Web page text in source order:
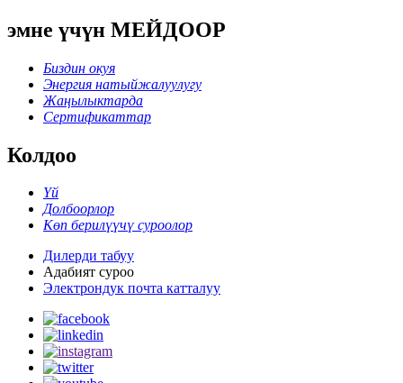
эмне үчүн МЕЙДООР
Биздин окуя
Энергия натыйжалуулугу
Жаңылыктарда
Сертификаттар
Колдоо
Үй
Долбоорлор
Көп берилүүчү суроолор
Дилерди табуу
Адабият суроо
Электрондук почта катталуу